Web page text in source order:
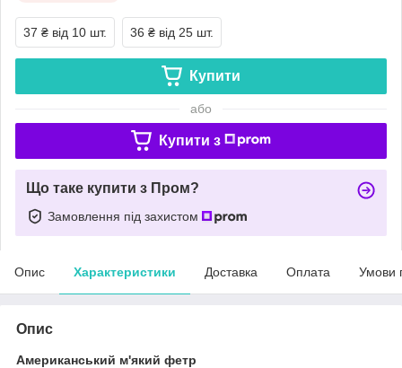
37 ₴ від 10 шт. 36 ₴ від 25 шт.
Купити
або
Купити з
Що таке купити з Пром?
Замовлення під захистом
Опис Характеристики Доставка Оплата Умови
Опис
Американський м'який фетр